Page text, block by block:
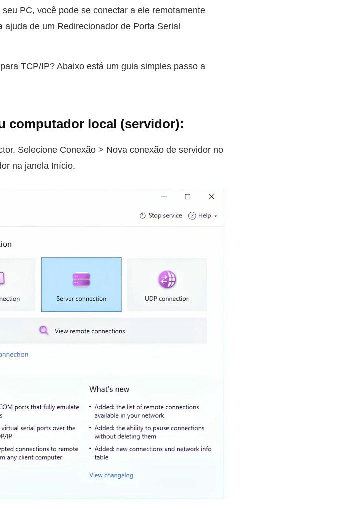
PC, você pode se conectar a ele remotamente
de um Redirecionador de Porta Serial
TCP/IP? Abaixo está um guia simples passo a
computador local (servidor):
Selecione Conexão > Nova conexão de servidor no
na janela Início.